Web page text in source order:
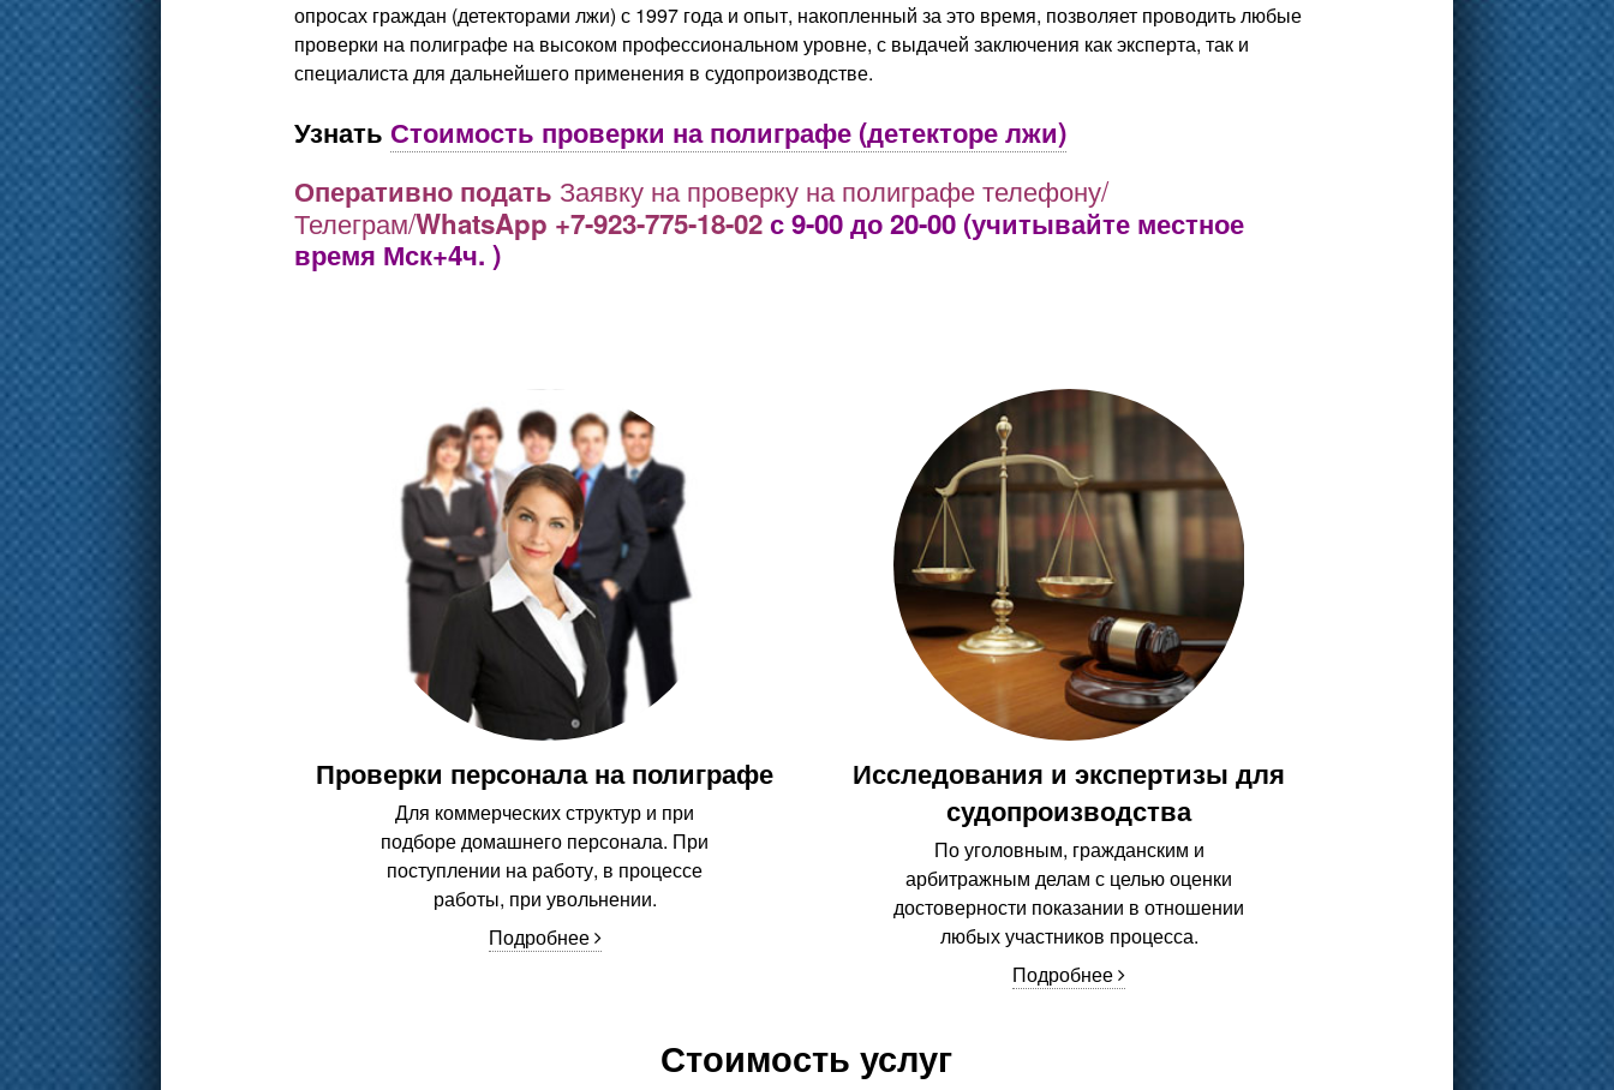
опросах граждан (детекторами лжи) с 1997 года и опыт, накопленный за это время, позволяет проводить любые
проверки на полиграфена высоком профессиональном уровне, с выдачей заключения как эксперта, так и
специалиста для дальнейшего применения в судопроизводстве.
Узнать Стоимость проверки на полиграфе (детекторе лжи)
Оперативно подать Заявку на проверку на полиграфе телефону/
Телеграм/WhatsApp +7-923-775-18-02с 9-00 до 20-00 (учитывайте местное
время Мск+4ч. )
Проверки персонала на полиграфе
Для коммерческих структур и при
подборе домашнего персонала. При
поступлении на работу, в процессе
работы, при увольнении.
Подробнее
Исследования и экспертизы для
судопроизводства
По уголовным, гражданским и
арбитражным делам с целью оценки
достоверности показании в отношении
любых участников процесса.
Подробнее
Стоимость услуг